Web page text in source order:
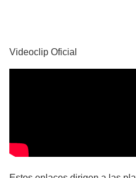
Videoclip Oficial